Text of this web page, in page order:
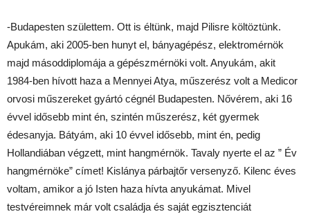
-Budapesten születtem. Ott is éltünk, majd Pilisre költöztünk.
Apukám, aki 2005-ben hunyt el, bányagépész, elektromérnök
majd másoddiplomája a gépészmérnöki volt. Anyukám, akit
1984-ben hívott haza a Mennyei Atya, műszerész volt a Medicor
orvosi műszereket gyártó cégnél Budapesten. Nővérem, aki 16
évvel idősebb mint én, szintén műszerész, két gyermek
édesanyja. Bátyám, aki 10 évvel idősebb, mint én, pedig
Hollandiában végzett, mint hangmérnök. Tavaly nyerte el az ” Év
hangmérnöke” címet! Kislánya párbajtőr versenyző. Kilenc éves
voltam, amikor a jó Isten haza hívta anyukámat. Mivel
testvéreimnek már volt családja és saját egzisztenciát